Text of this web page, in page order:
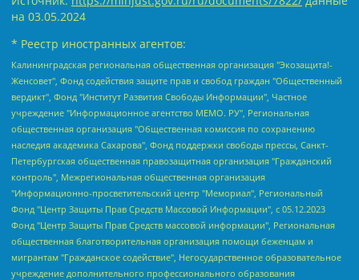
на 03.05.2024
* Реестр иностранных агентов:
Калининградская региональная общественная организация "Экозащита!-Женсовет", Фонд содействия защите прав и свобод граждан "Общественный вердикт", Фонд "Институт Развития Свободы Информации", Частное учреждение "Информационное агентство МЕМО. РУ", Региональная общественная организация "Общественная комиссия по сохранению наследия академика Сахарова", Фонд поддержки свободы прессы, Санкт-Петербургская общественная правозащитная организация "Гражданский контроль", Межрегиональная общественная организация "Информационно-просветительский центр "Мемориал", Региональный Фонд "Центр Защиты Прав Средств Массовой Информации", с 05.12.2023 Фонд "Центр Защиты Прав Средств массовой информации", Региональная общественная благотворительная организация помощи беженцам и мигрантам "Гражданское содействие", Негосударственное образовательное учреждение дополнительного профессионального образования (повышение квалификации) специалистов "АКАДЕМИЯ ПО ПРАВАМ ЧЕЛОВЕКА", Свердловская региональная общественная организация "Сутяжник", Автономная некоммерческая организация "Центр независимых социологических исследований", Союз общественных объединений "Российский исследовательский центр по правам человека", Региональное общественное учреждение научно-информационный центр "МЕМОРИАЛ", Некоммерческая организация "Фонд защиты гласности", Автономная некоммерческая организация "Институт прав человека", Городская общественная организация "Екатеринбургское общество "МЕМОРИАЛ", Городская общественная организация "Рязанское историко-просветительское и правозащитное общество "Мемориал" (Рязанский Мемориал), Челябинский региональный орган общественной самодеятельности – женское общественное объединение "Женщины Евразии", Челябинский региональный орган общественной самодеятельности "Уральская правозащитная группа", Фонд содействия защите здоровья и социальной справедливости имени Андрея Рылькова, Автономная Некоммерческая Организация "Аналитический Центр Юрия Левады", Автономная некоммерческая организация социальной поддержки населения "Проект Апрель", Региональная общественная организация помощи женщинам и детям, находящимся в кризисной ситуации "Информационно-методический центр "Анна", Фонд содействия развитию массовых коммуникаций и правовому просвещению "Так-так-Так", Фонд содействия устойчивому развитию "Серебряная тайга", Свердловский региональный общественный фонд социальных проектов "Новое время", "Idel.Реалии", Кавказ.Реалии, Крым.Реалии, Телеканал Настоящее Время, Татаро-башкирская служба Радио Свобода (Azatliq Radiosi), Радио Свободная Европа/Радио Свобода (PCE/PC), "Сибирь.Реалии", "Фактограф", Благотворительный фонд помощи осужденным и их семьям, Автономная некоммерческая организация "Институт глобализации и социальных движений", Фонд "В защиту прав заключенных", Частное учреждение "Центр поддержки и содействия развитию средств массовой информации", Пензенский региональный общественный благотворительный фонд "Гражданский союз", "Север.Реалии", Некоммерческая организация Фонд "Правовая инициатива", Общество с ограниченной ответственностью "Радио Свободная Европа/Радио Свобода", Чешское информационное агентство "MEDIUM-ORIENT", Красноярская региональная общественная организация "Мы против СПИДа", Камалягин Денис Николаевич, Маркелов Сергей Евгеньевич, Пономарев Лев Александрович, Савицкая Людмила Алексеевна, Автономная некоммерческая организация "Центр по работе с проблемой насилия "НАСИЛИЮ.НЕТ", Межрегиональный профессиональный союз работников здравоохранения "Альянс врачей", Юридическое лицо, зарегистрированное в Латвийской Республике, SIA "Medusa Project" (регистрационный номер 40103797863, дата регистрации 10.06.2014), Некоммерческая организация "Фонд по борьбе с коррупцией", Автономная некоммерческая организация "Институт права и публичной политики", Баданин Роман Сергеевич, Гликин Максим Александрович, Железнова Мария Михайловна, Лукьянова Юлия Сергеевна, Маетная Елизавета Витальевна, Маняхин Петр Борисович, Чуракова Ольга Владимировна, Ярош Юлия Петровна, Юридическое лицо "The Insider SIA", зарегистрированное в Риге, Латвийская Республика (дата регистрации 26.06.2015), являющееся администратором доменного имени интернет-издания "The Insider SIA", https://theins.ru, Постернак Алексей Евгеньевич, Рубин Михаил Аркадьевич, Анин Роман Александрович, Юридическое лицо Istories fonds, зарегистрированное в Латвийской Республике (регистрационный номер 50008295751, дата регистрации 24.02.2020), Великовский Дмитрий Александрович, Долинина Ирина Николаевна, Мароховская Алеся Алексеевна, Шлейнов Роман Юрьевич, Шмагун Олеся Валентиновна, Общество с ограниченной ответственностью "Альтаир 2021", Общество с ограниченной ответственностью "Вега 2021", Общество с ограниченной ответственностью "Главный редактор 2021", Общество с ограниченной ответственностью "Ромашки монолит", Важенков Артем Валерьевич, Ивановская областная общественная организация "Центр гендерных исследований", Гурман Юрий Альбертович, Медиапроект "ОВД-Инфо", Егоров Владимир Владимирович, Жилинский Владимир Александрович, Общество с ограниченной ответственностью "ЗП", Иванова София Юрьевна, Карезина Инна Павловна, Кильтау Екатерина Викторовна, Петров Алексей Викторович, Пискунов Сергей Евгеньевич, Смирнов Сергей Сергеевич, Тихонов Михаил Сергеевич, Общество с ограниченной ответственностью "ЖУРНАЛИСТ-ИНОСТРАННЫЙ АГЕНТ", Арапова Галина Юрьевна, Вольтская Татьяна Анатольевна, Американская компания "Mason G.E.S. Anonymous Foundation" (США), являющаяся владельцем интернет-издания https://mnews.world/, Компания "Stichting Bellingcat", зарегистрированная в Нидерландах (дата регистрации 11.07.2018), Захаров Андрей Вячеславович, Клепиковская Екатерина Дмитриевна, Общество с ограниченной ответственностью "МЕМО", Перл Роман Александрович, Симонов Евгений Алексеевич, Соловьева Елена Анатольевна, Сотников Даниил Владимирович, Сурначева Елизавета Дмитриевна, Автономная некоммерческая организация по защите прав человека и информированию населения "Якутия – Наше Мнение", Общество с ограниченной ответственностью "Москоу диджитал медиа", с 26.01.2023 Общество с ограниченной ответственностью "Чайка Белые сады", Ветошкина Валерия Валерьевна, Заговора Максим Александрович, Межрегиональное общественное движение "Российская ЛГБТ - сеть", Оленичев Максим Владимирович, Павлов Иван Юрьевич, Скворцова Елена Сергеевна, Общество с ограниченной ответственностью "Как бы инагент", Кочетков Игорь Викторович, Общество с ограниченной ответственностью "Честные выборы", Еланчик Олег Александрович, Общество с ограниченной ответственностью "Нобелевский призыв", Гималова Регина Эмилевна, Григорьев Андрей Валерьевич, Григорьева Алина Александровна, Ассоциация по содействию защите прав призывников, альтернативнослужащих и военнослужащих "Правозащитная группа "Гражданин.Армия.Право", Хисамова Регина Фаритовна, Автономная некоммерческая организация по реализации социально-правовых программ "Лилит", Дальневосточное общественное движение "Маяк", Санкт-Петербургская ЛГБТ-инициативная группа "Выход", Инициативная группа ЛГБТ+ "Реверс", Алексеев Андрей Викторович, Бекбулатова Таисия Львовна, Беляев Иван Михайлович, Владыкина Елена Сергеевна, Гельман Марат Александрович, Никульшина Вероника Юрьевна, Толоконникова Надежда Андреевна, Шендерович Виктор Анатольевич, Общество с ограниченной ответственностью "Данное сообщение", Общество с ограниченной ответственностью Издательский дом "Новая глава", Айнбиндер Александра Александровна, Московский комьюнити-центр для ЛГБТ+инициатив, Благотворительный фонд развития филантропии, Deutsche Welle (Германия, Kurt-Schumacher-Strasse 3, 53113 Bonn), Борзунова Мария Михайловна, Воробьев Виктор Викторович, Голубева Анна Львовна, Константинова Алла Михайловна, Малкова Ирина Владимировна, Мурадов Мурад Абдулгалимович, Осетинская Елизавета Николаевна, Понасенков Евгений Николаевич, Ганапольский Матвей Юрьевич, Киселев Евгений Алексеевич, Борухович Ирина Григорьевна, Дремин Иван Тимофеевич, Дубровский Дмитрий Викторович, Красноярская региональная общественная организация поддержки и развития альтернативных образовательных технологий и межкультурных коммуникаций "ИНТЕРРА", Маяковская Екатерина Алексеевна, Фейгин Марк Захарович, Филимонов Андрей Викторович, Дзугкоева Регина Николаевна, Доброхотов Роман Александрович, Дудь Юрий Александрович, Елкин Сергей Владимирович, Кругликов Кирилл Игоревич, Сабунаева Мария Леонидовна, Семенов Алексей Владимирович, Шаинян Карен Багратович, Шульман Екатерина Михайловна, Асафьев Артур Валерьевич, Вахштайн Виктор Семенович, Венедиктов Алексей Алексеевич, Лушникова Екатерина Евгеньевна, Волков Леонид Михайлович, Невзоров Александр Глебович, Пархоменко Сергей Борисович, Сироткин Ярослав Николаевич, Кара-Мурза Владимир Владимирович, Баранова Наталья Владимировна, Гозман Леонид Яковлевич, Кагарлицкий Борис Юльевич, Климарев Михаил Валерьевич, Милов Владимир Станиславович, Автономная некоммерческая организация Краснодарский центр современного искусства "Типография", Моргенштерн Алишер Тагирович, Соболь Любовь Эдуардовна, Общество с ограниченной ответственностью "ЛИЗА НОРМ", Каспаров Гарри Кимович, Ходорковский Михаил Борисович, Общество с ограниченной ответственностью "Апрельские тезисы", Данилович Ирина Брониславовна, Кашин Олег Владимирович, Петров Николай Владимирович, Пивоваров Алексей Владимирович, Соколов Михаил Владимирович, Цветкова Юлия Владимировна, Чичваркин Евгений Александрович, Комитет против пыток/Команда против пыток, Общество с ограниченной ответственностью "Первый научный", Общество с ограниченной ответственностью "Вертолет и ко", Белоцерковская Вероника Борисовна, Кац Максим Евгеньевич, Лазарева Татьяна Юрьевна, Шаведдинов Руслан Табризович, Яшин Илья Валерьевич, Общество с ограниченной ответственностью "Иноагент ААВ", Алешковский Дмитрий Петрович, Альбац Евгения Марковна, Быков Дмитрий Львович, Галямина Юлия Евгеньевна, Лойко Сергей Леонидович, Мартынов Кирилл Константинович, Медведев Сергей Александрович, Крашенинников Федор Геннадиевич, Гордеева Катерина Вл